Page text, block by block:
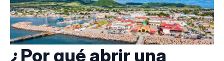
12.1. ¿Qué beneficios trae una empresa registrada
en Nieves?
12.2. ¿Cuánto tiempo lleva registrar una empresa
en Nieves?
¿Por qué abrir una